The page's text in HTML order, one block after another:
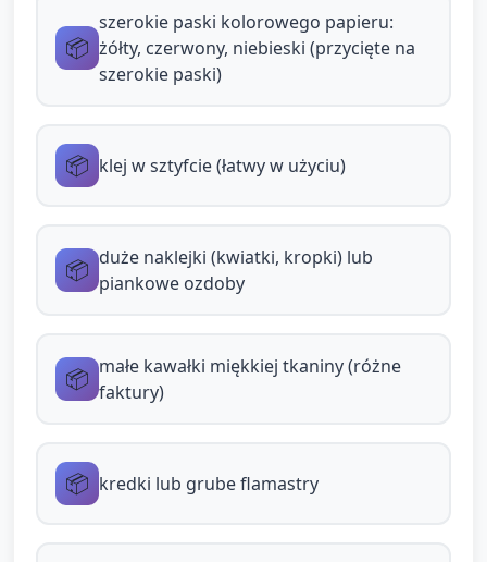
(duże paski papieru, gotowe kartonowe
kółko lub talerzyk). Dla najmniejszych
Zadania dla dzieci: wybierać kolory, naklejać
„chwast/ozdoba”) i dorysować kredką małe
kropki lub linie.
(„Pokaż czerwony pasek”), nazywa części
tarczy („to jest pasek, to jest kółko”),
dotykać różnych materiałów (papier, tkanina,
📦
szerokie paski kolorowego papieru:
żółty, czerwony, niebieski (przycięte na
szerokie paski)
📦 klej w sztyfcie (łatwy w użyciu)
📦 duże naklejki (kwiatki, kropki) lub
piankowe ozdoby
📦 małe kawałki miękkiej tkaniny (różne
faktury)
📦 kredki lub grube flamastry